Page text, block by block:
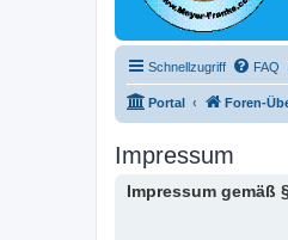
Schnellzugriff FAQ
Portal Foren-
Impressum
Impressum gemäß